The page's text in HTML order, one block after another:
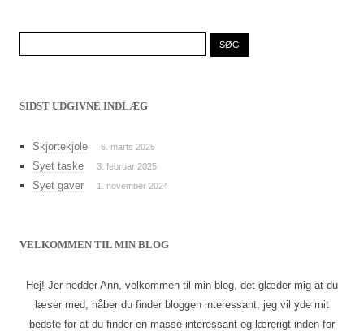
SIDST UDGIVNE INDLÆG
Skjortekjole 6. marts 2025
Syet taske 3. februar 2025
Syet gaver 1. november 2024
VELKOMMEN TIL MIN BLOG
Hej! Jer hedder Ann, velkommen til min blog, det glæder mig at du
læser med, håber du finder bloggen interessant, jeg vil yde mit
bedste for at du finder en masse interessant og lærerigt inden for